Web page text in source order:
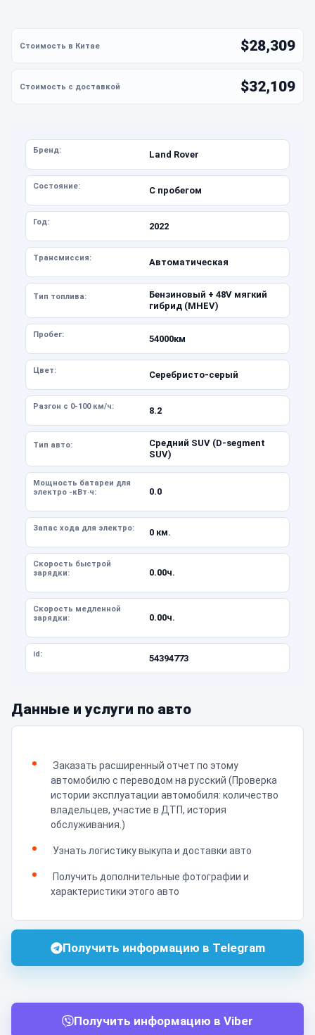
$28,309
$32,109
Бренд: Land Rover
Состояние: С пробегом
Год: 2022
Трансмиссия: Автоматическая
Тип топлива:
Бензиновый + 48V мягкий
гибрид (MHEV)
Пробег: 54000км
Цвет: Серебристо-серый
Разгон с 0-100 км/ч: 8.2
Тип авто:
Средний SUV (D-segment
SUV)
Мощность батареи для
электро -кВт·ч:
0.0
Запас хода для электро: 0 км.
Скорость быстрой
зарядки:
0.00ч.
Скорость медленной
зарядки:
0.00ч.
id: 54394773
Данные и услуги по авто
Заказать расширенный отчет по этому
автомобилю с переводом на русский (Проверка
истории эксплуатации автомобиля: количество
владельцев, участие в ДТП, история
обслуживания.)
Узнать логистику выкупа и доставки авто
Получить дополнительные фотографии и
характеристики этого авто
Получить информацию в Telegram
Получить информацию в Viber